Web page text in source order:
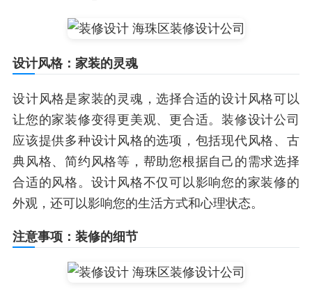
设计风格：家装的灵魂
设计风格是家装的灵魂，选择合适的设计风格可以
让您的家装修变得更美观、更合适。装修设计公司
应该提供多种设计风格的选项，包括现代风格、古
典风格、简约风格等，帮助您根据自己的需求选择
合适的风格。设计风格不仅可以影响您的家装修的
外观，还可以影响您的生活方式和心理状态。
注意事项：装修的细节